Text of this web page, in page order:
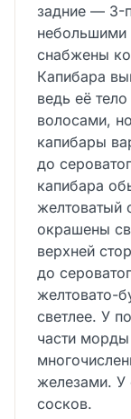
задние — 3-
небольшими
снабжены
Капибара
ведь её
волосами,
капибары
до
капибара
желтоватый
окрашены
верхней
до
желтовато-
светлее. У
части
железами.
сосков.